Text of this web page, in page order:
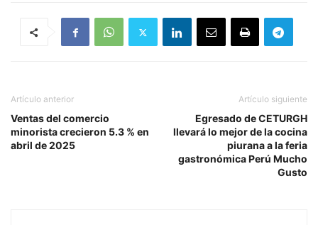
Artículo anterior
Ventas del comercio
minorista crecieron 5.3 % en
abril de 2025
Artículo siguiente
Egresado de CETURGH
llevará lo mejor de la cocina
piurana a la feria
gastronómica Perú Mucho
Gusto